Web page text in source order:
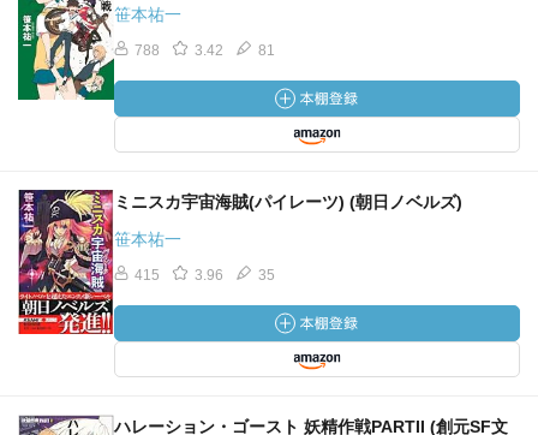
笹本祐一
788 3.42 81
ミニスカ宇宙海賊(パイレーツ) (朝日ノベルズ)
笹本祐一
415 3.96 35
ハレーション・ゴースト 妖精作戦PARTII (創元SF文